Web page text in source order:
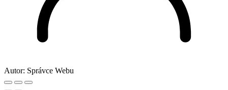
Autor: Správce Webu